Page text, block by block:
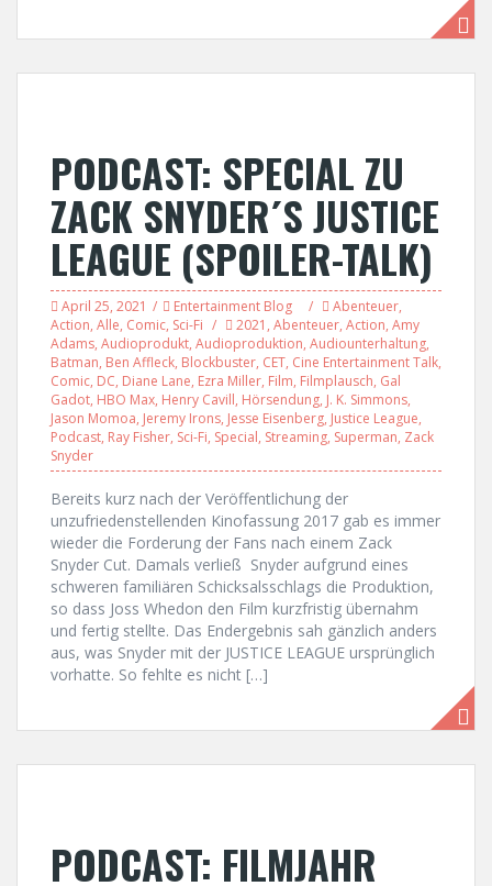
PODCAST: SPECIAL ZU
ZACK SNYDER´S JUSTICE
LEAGUE (SPOILER-TALK)
April 25, 2021 Entertainment Blog Abenteuer,
Action, Alle, Comic, Sci-Fi 2021 , Abenteuer, Action, Amy
Adams, Audioprodukt, Audioproduktion, Audiounterhaltung,
Batman, Ben Affleck, Blockbuster, CET, Cine Entertainment Talk,
Comic, DC, Diane Lane, Ezra Miller, Film, Filmplausch, Gal
Gadot, HBO Max, Henry Cavill, Hörsendung, J. K. Simmons,
Jason Momoa, Jeremy Irons, Jesse Eisenberg, Justice League,
Podcast, Ray Fisher, Sci-Fi, Special, Streaming, Superman, Zack
Snyder
Bereits kurz nach der Veröffentlichung der
unzufriedenstellenden Kinofassung 2017 gab es immer
wieder die Forderung der Fans nach einem Zack
Snyder Cut. Damals verließ Snyder aufgrund eines
schweren familiären Schicksalsschlags die Produktion,
so dass Joss Whedon den Film kurzfristig übernahm
und fertig stellte. Das Endergebnis sah gänzlich anders
aus, was Snyder mit der JUSTICE LEAGUE ursprünglich
vorhatte. So fehlte es nicht […]
PODCAST: FILMJAHR